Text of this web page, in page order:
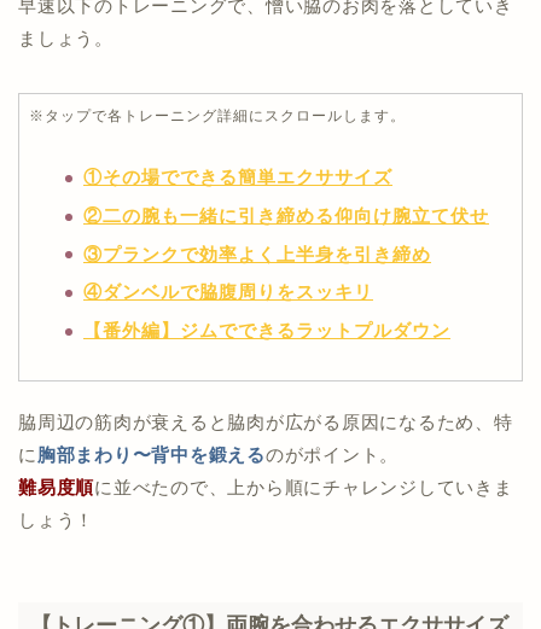
早速以下のトレーニングで、憎い脇のお肉を落としていき
ましょう。
※タップで各トレーニング詳細にスクロールします。
①その場でできる簡単エクササイズ
②二の腕も一緒に引き締める仰向け腕立て伏せ
③プランクで効率よく上半身を引き締め
④ダンベルで脇腹周りをスッキリ
【番外編】ジムでできるラットプルダウン
脇周辺の筋肉が衰えると脇肉が広がる原因になるため、特
に胸部まわり〜背中を鍛えるのがポイント。
難易度順に並べたので、上から順にチャレンジしていきま
しょう！